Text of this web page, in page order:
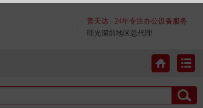
普天达 - 24年专注办公设备服务
理光深圳地区总代理